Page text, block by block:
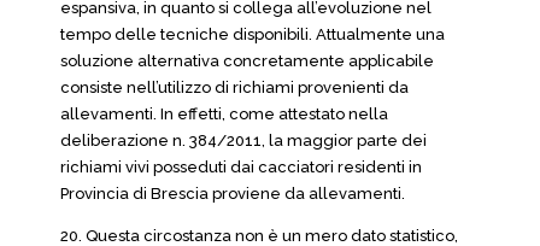
espansiva, in quanto si collega all’evoluzione nel
tempo delle tecniche disponibili. Attualmente una
soluzione alternativa concretamente applicabile
consiste nell’utilizzo di richiami provenienti da
allevamenti. In effetti, come attestato nella
deliberazione n. 384/2011, la maggior parte dei
richiami vivi posseduti dai cacciatori residenti in
Provincia di Brescia proviene da allevamenti.
20. Questa circostanza non è un mero dato statistico,